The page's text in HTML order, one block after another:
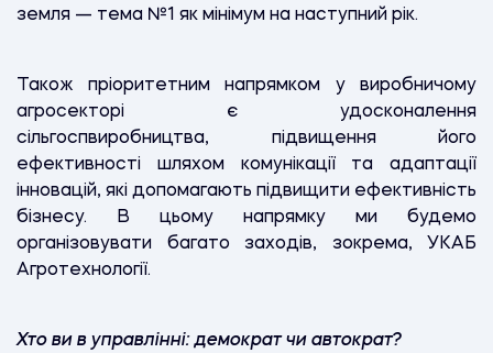
земля — тема №1 як мінімум на наступний рік.
Також пріоритетним напрямком у виробничому
агросекторі є удосконалення
сільгоспвиробництва, підвищення його
ефективності шляхом комунікації та адаптації
інновацій, які допомагають підвищити ефективність
бізнесу. В цьому напрямку ми будемо
організовувати багато заходів, зокрема, УКАБ
Агротехнології.
Хто ви в управлінні: демократ чи автократ?